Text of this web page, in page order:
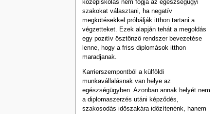
középiskolás nem fogja az egészségügyi
szakokat választani, ha negatív
megkötésekkel próbálják itthon tartani a
végzetteket. Ezek alapján tehát a megoldás
egy pozitív ösztönző rendszer bevezetése
lenne, hogy a friss diplomások itthon
maradjanak.
Karrierszempontból a külföldi
munkavállalásnak van helye az
egészségügyben. Azonban annak helyét nem
a diplomaszerzés utáni képződés,
szakosodás időszakára időzítenénk, hanem